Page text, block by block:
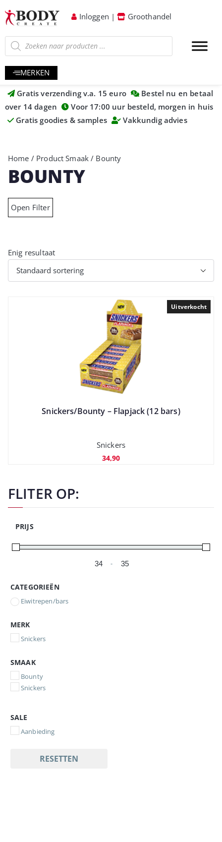
Inloggen | Groothandel
MERKEN
Gratis verzending v.a. 15 euro
Bestel nu en betaal
over 14 dagen
Voor 17:00 uur besteld, morgen in huis
Gratis goodies & samples
Vakkundig advies
Home / Product Smaak / Bounty
BOUNTY
Open Filter
Enig resultaat
Uitverkocht
Snickers/Bounty – Flapjack (12 bars)
Snickers
34,90
FLITER OP:
PRIJS
Minimale prijs
-
Maximale prijs
CATEGORIEËN
Eiwitrepen/bars
MERK
Snickers
SMAAK
Bounty
Snickers
SALE
Aanbieding
RESETTEN